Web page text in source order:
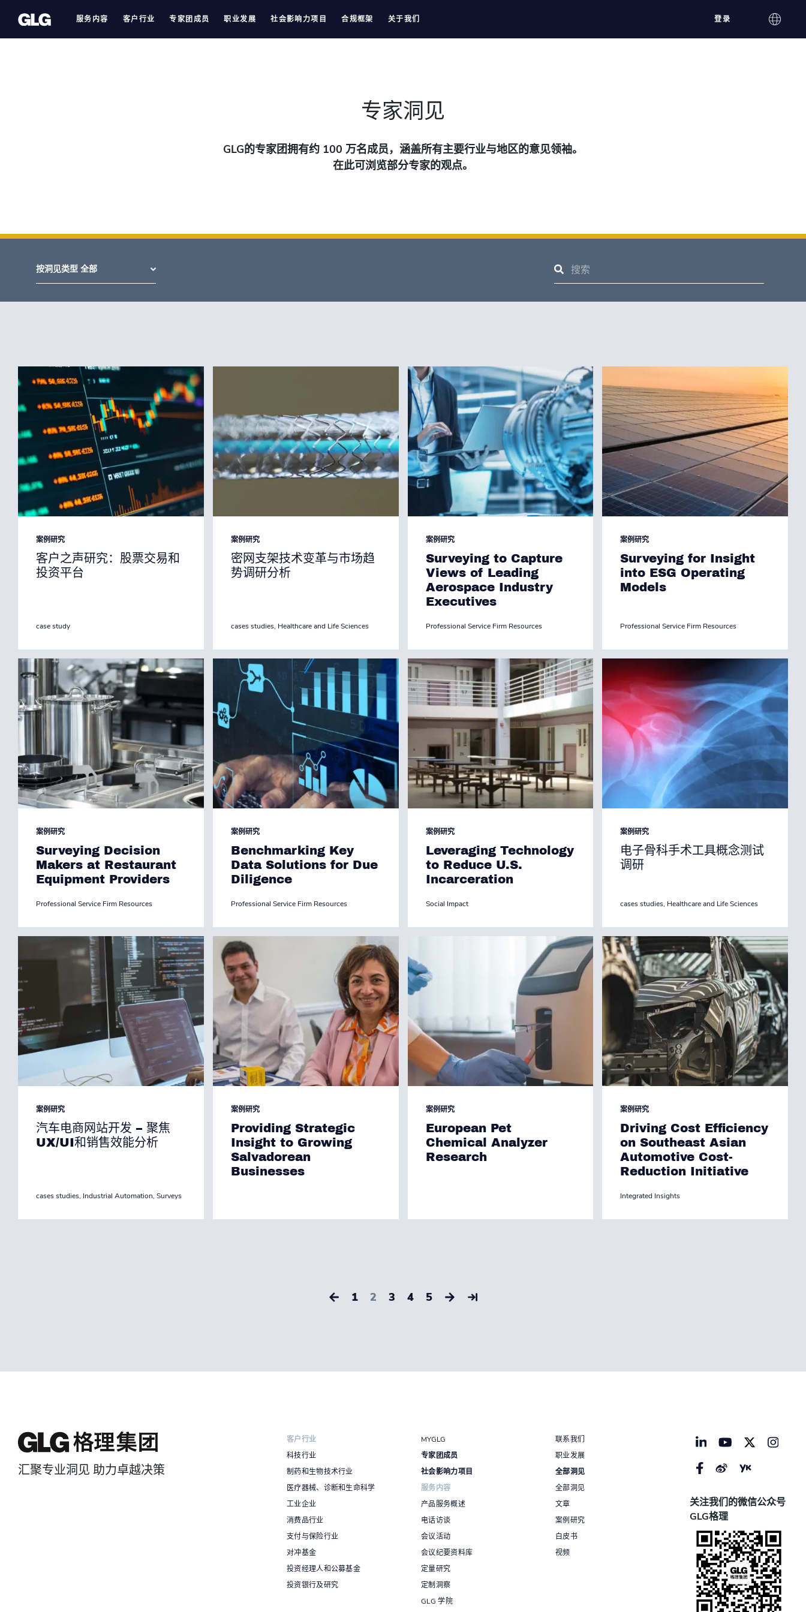
content
服务内容 客户行业 专家团成员 职业发展 社会影响力项目 合规框架 关于我们 登录
专家洞见
GLG的专家团拥有约 100 万名成员，涵盖所有主要行业与地区的意见领袖。
在此可浏览部分专家的观点。
按洞见类型 全部
案例研究
客户之声研究：股票交易和
投资平台
case study
案例研究
密网支架技术变革与市场趋
势调研分析
cases studies, Healthcare and Life Sciences
案例研究
Surveying to Capture
Views of Leading
Aerospace Industry
Executives
Professional Service Firm Resources
案例研究
Surveying for Insight
into ESG Operating
Models
Professional Service Firm Resources
案例研究
Surveying Decision
Makers at Restaurant
Equipment Providers
Professional Service Firm Resources
案例研究
Benchmarking Key
Data Solutions for Due
Diligence
Professional Service Firm Resources
案例研究
Leveraging Technology
to Reduce U.S.
Incarceration
Social Impact
案例研究
电子骨科手术工具概念测试
调研
cases studies, Healthcare and Life Sciences
案例研究
汽车电商网站开发 – 聚焦
UX/UI和销售效能分析
cases studies, Industrial Automation, Surveys
案例研究
Providing Strategic
Insight to Growing
Salvadorean
Businesses
案例研究
European Pet
Chemical Analyzer
Research
案例研究
Driving Cost Efficiency
on Southeast Asian
Automotive Cost-
Reduction Initiative
Integrated Insights
1 2 3 4 5
汇聚专业洞见 助力卓越决策
客户行业
科技行业
制药和生物技术行业
医疗器械、诊断和生命科学
工业企业
消费品行业
支付与保险行业
对冲基金
投资经理人和公募基金
投资银行及研究
MYGLG
专家团成员
社会影响力项目
服务内容
产品服务概述
电话访谈
会议活动
会议纪要资料库
定量研究
定制洞察
GLG 学院
联系我们
职业发展
全部洞见
全部洞见
文章
案例研究
白皮书
视频
关注我们的微信公众号
GLG格理